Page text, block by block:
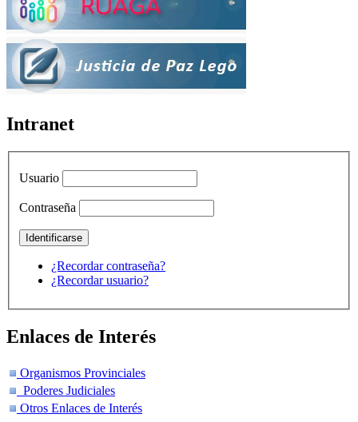
Intranet
Usuario
Contraseña
¿Recordar contraseña?
¿Recordar usuario?
Enlaces de Interés
Organismos Provinciales
Poderes Judiciales
Otros Enlaces de Interés